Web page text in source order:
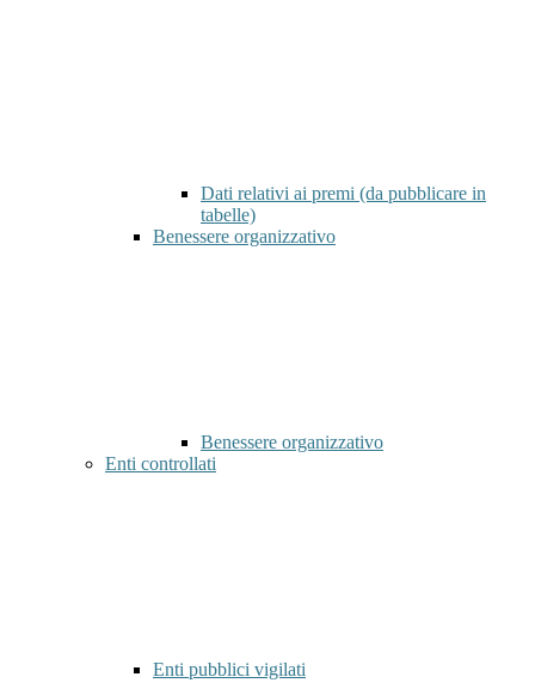
Dati relativi ai premi (da pubblicare in
tabelle)
Benessere organizzativo
Benessere organizzativo
Enti controllati
Enti pubblici vigilati